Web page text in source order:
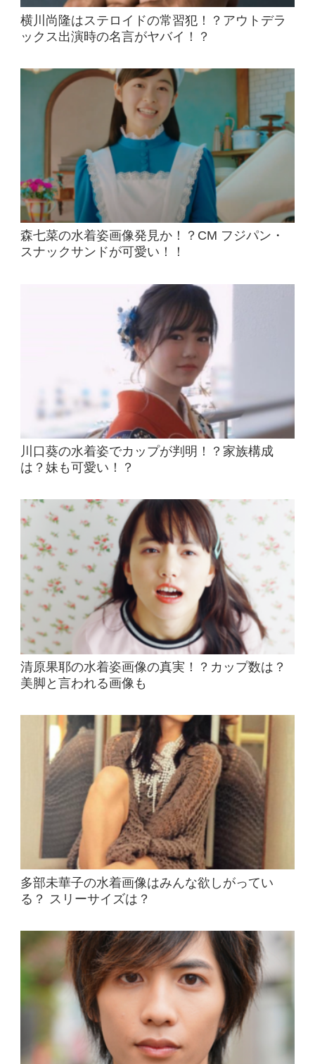
横川尚隆はステロイドの常習犯！？アウトデラ
ックス出演時の名言がヤバイ！？
森七菜の水着姿画像発見か！？CM フジパン・
スナックサンドが可愛い！！
川口葵の水着姿でカップが判明！？家族構成
は？妹も可愛い！？
清原果耶の水着姿画像の真実！？カップ数は？
美脚と言われる画像も
多部未華子の水着画像はみんな欲しがってい
る？ スリーサイズは？